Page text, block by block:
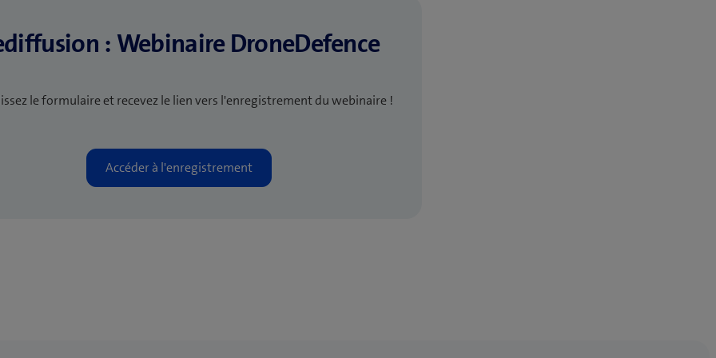
: Webinaire DroneDefence
le formulaire et recevez le lien vers l'enregistrement du webinaire !